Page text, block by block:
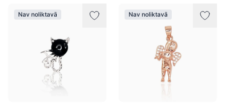
Nav noliktavā Nav noliktavā